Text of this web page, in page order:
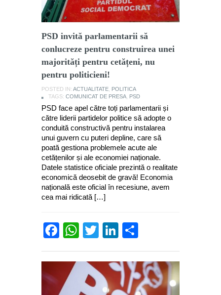
PSD invită parlamentarii să
conlucreze pentru construirea unei
majorități pentru cetățeni, nu
pentru politicieni!
POSTED IN: ACTUALITATE POLITICA
TAGS: COMUNICAT DE PRESA PSD
PSD face apel către toți parlamentarii și
către liderii partidelor politice să adopte o
conduită constructivă pentru instalarea
unui guvern cu puteri depline, care să
poată gestiona problemele acute ale
cetățenilor și ale economiei naționale.
Datele statistice oficiale prezintă o realitate
economică deosebit de gravă! Economia
națională este oficial în recesiune, avem
cea mai ridicată […]
Facebook
WhatsApp
TwitterLinkedIn